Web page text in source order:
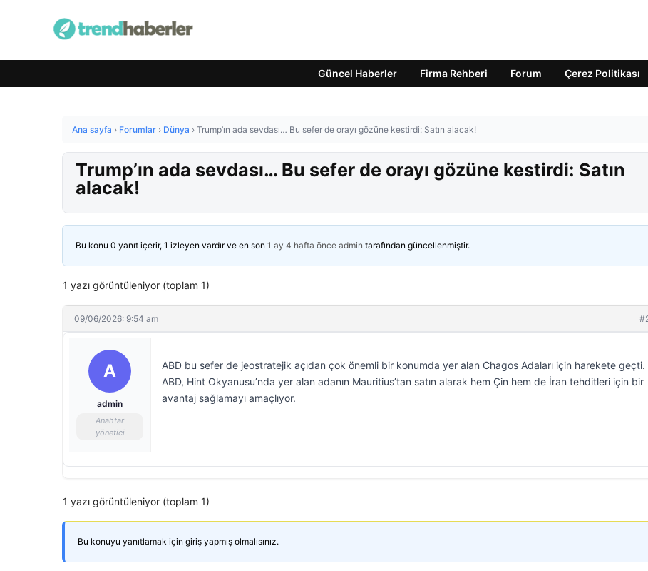
Güncel Haberler Firma Rehberi Forum Çerez Politikası
Ana sayfa › Forumlar › Dünya › Trump’ın ada sevdası… Bu sefer de orayı gözüne kestirdi: Satın alacak!
Trump’ın ada sevdası… Bu sefer de orayı gözüne kestirdi: Satın
alacak!
Bu konu 0 yanıt içerir, 1 izleyen vardır ve en son 1 ay 4 hafta önce admin tarafından güncellenmiştir.
1 yazı görüntüleniyor (toplam 1)
09/06/2026: 9:54 am
A
admin
Anahtar
yönetici
ABD bu sefer de jeostratejik açıdan çok önemli bir konumda yer alan Chagos Adaları için harekete geçti.
ABD, Hint Okyanusu’nda yer alan adanın Mauritius’tan satın alarak hem Çin hem de İran tehditleri için bir
avantaj sağlamayı amaçlıyor.
1 yazı görüntüleniyor (toplam 1)
Bu konuyu yanıtlamak için giriş yapmış olmalısınız.